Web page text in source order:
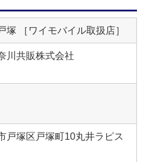
塚 ［ワイモバイル取扱店］
川共販株式会社
戸塚区戸塚町10丸井ラピス